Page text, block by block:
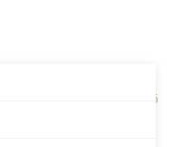
Mara – 5 Juin 2016